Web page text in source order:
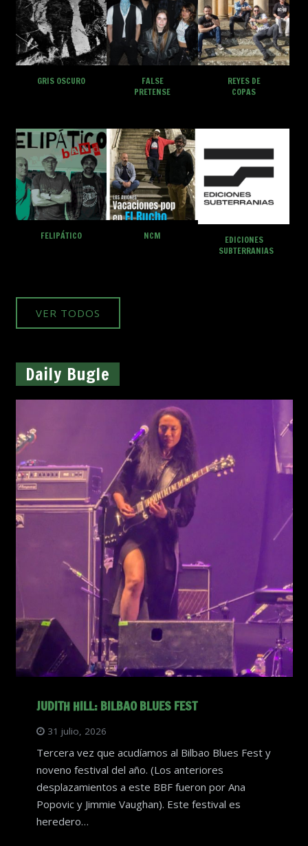
GRIS OSCURO
FALSE
PRETENSE
REYES DE
COPAS
FELIPÁTICO NCM
EDICIONES
SUBTERRANIAS
VER TODOS
Daily Bugle
JUDITH HILL: BILBAO BLUES FEST
31 julio, 2026
Tercera vez que acudíamos al Bilbao Blues Fest y
noveno festival del año. (Los anteriores
desplazamientos a este BBF fueron por Ana
Popovic y Jimmie Vaughan). Este festival es
heredero…